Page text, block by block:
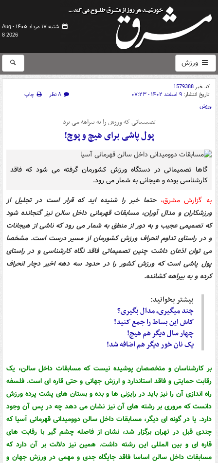
شنبه ۱۷ مرداد ۱۴۰۵ -
Aug
8 2026
ورزش
کد خبر1579388
تاریخ انتشار: ۹ اسفند ۱۴۰۲ - ۰۷:۲۳ ۸ نظر
چاپ
ورزش
تصمیماتی که ورزش را به بیراهه می برد
پول پاشی برای هیچ و پوچ!
گاها تصمیماتی در دستگاه ورزش کشورمان گرفته می شود که فاقد
کارشناسی بوده و هیجانی به شمار می رود.
به گزارش مشرق،حتما خبر را شنیده اید که قرار است در تجلیل از
ورزشکاران و مدال آوران، مسابقات قهرمانی داخل سالن نیز گنجانده شود
که تصمیمی عجیب و به دور از منطق به شمار می رود که ناشی از هیجانات
و در راستای تداوم انحراف ورزش کشورمان از مسیر درست است. مشخصا
می توان اذعان داشت چنین تصمیماتی فاقد نگاه کارشناسی و در راستای
پول پاشی است که ورزش کشور را در حدود سه دهه اخیر دچار انحراف
کرده و به بیراهه کشانده.
بیشتر بخوانید:
چند میگیری، مدال بگیری؟
کاش این بساط را جمع کنید!
چهار سال دیگر هم هیچ!
یک نان خور دیگر هم اضافه شد!
بر کارشناسان و متخصصان پوشیده نیست که مسابقات داخل سالن، یک
رقابت حمایتی و فاقد استاندارد و ارزش جهانی و حتی قاره ای است. فلسفه
راه اندازی آن را نیز باید در رایزنی ها و بده و بستان های پشت پرده ورزش
دانست که مروری بر رشته های آن نیز نشان می دهد چه در پس آن وجود
دارد. یا در گونه ای دیگر، مسابقات داخل سالن دوومیدانی قهرمانی آسیا که
چندی قبل در تهران برگزار شد، نشان از فاصله چشم گیر با رقابت های
قاره ای و بین المللی این رشته داشت. همین نیز دلالت بر آن دارد که
مسابقات داخل سالن اساسا فاقد جایگاه جدی و مهمی در ورزش جهان و